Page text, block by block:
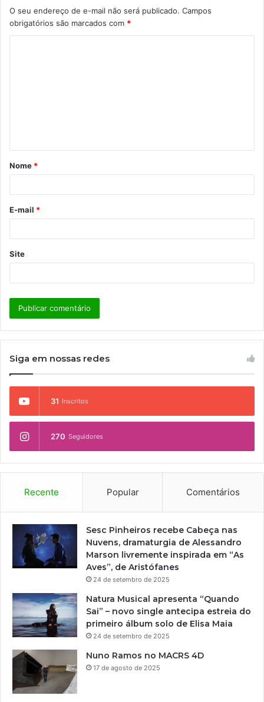
O seu endereço de e-mail não será publicado. Campos
obrigatórios são marcados com *
á
r
*
Nome *
E-mail *
Site
Siga em nossas redes
31 Inscritos
270 Seguidores
Recente Popular Comentários
Sesc Pinheiros recebe Cabeça nas
Nuvens, dramaturgia de Alessandro
Marson livremente inspirada em “As
Aves”, de Aristófanes
24 de setembro de 2025
Natura Musical apresenta “Quando
Sai” – novo single antecipa estreia do
primeiro álbum solo de Elisa Maia
24 de setembro de 2025
Nuno Ramos no MACRS 4D
17 de agosto de 2025